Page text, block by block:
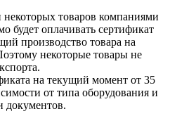
товаров компаниями
будет оплачивать сертификат
производство товара на
некоторые товары не
на текущий момент от 35
от типа оборудования и
документов.